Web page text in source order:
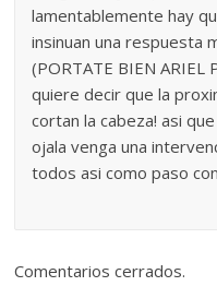
lamentablemente hay
insinuan una respuesta
(PORTATE BIEN ARIEL
quiere decir que la
cortan la cabeza! asi
ojala venga una
todos asi como paso
Comentarios cerrados.